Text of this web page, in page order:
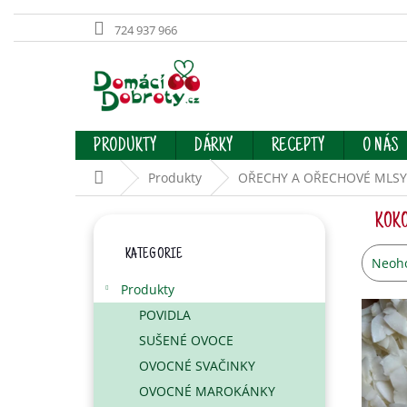
724 937 966
PRODUKTY DÁRKY RECEPTY O NÁS
Domů Produkty OŘECHY A OŘECHOVÉ MLSY
kategorie
KATEGORIE
Produkty
POVIDLA
SUŠENÉ OVOCE
OVOCNÉ SVAČINKY
OVOCNÉ MAROKÁNKY
je
0,0
z
5